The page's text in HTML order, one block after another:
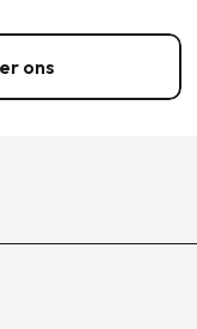
ons